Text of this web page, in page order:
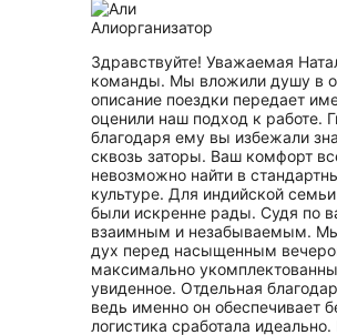
Алиорганизатор
Здравствуйте! Уважаемая
команды. Мы вложили душу в
описание поездки передает
оценили наш подход к работе.
благодаря ему вы избежали
сквозь заторы. Ваш комфорт
невозможно найти в
культуре. Для индийской
были искренне рады. Судя по
взаимным и незабываемым. Мы
дух перед насыщенным
максимально
увиденное. Отдельная
ведь именно он обеспечивает
логистика сработала